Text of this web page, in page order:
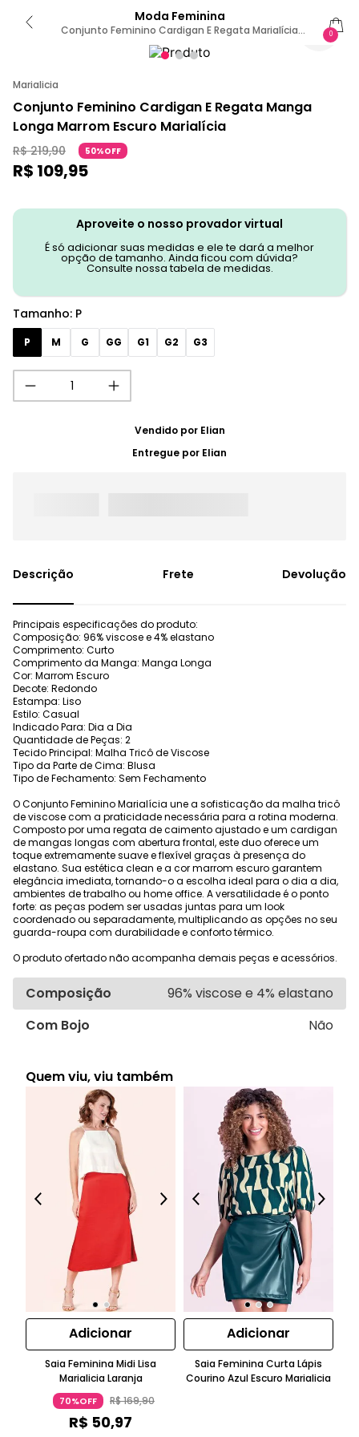
Moda Feminina
Conjunto Feminino Cardigan E Regata Marialícia
Marrom Escuro P
0
Marialicia
Conjunto Feminino Cardigan E Regata Manga
Longa Marrom Escuro Marialícia
R$ 219,90 50%OFF
R$ 109,95
Aproveite o nosso provador virtual
É só adicionar suas medidas e ele te dará a melhor
opção de tamanho. Ainda ficou com dúvida?
Consulte nossa tabela de medidas.
Tamanho: P
P M G GG G1 G2 G3
Vendido por Elian
Entregue por Elian
Frete Devolução
Principais especificações do produto:
Composição: 96% viscose e 4% elastano
Comprimento: Curto
Comprimento da Manga: Manga Longa
Cor: Marrom Escuro
Decote: Redondo
Estampa: Liso
Estilo: Casual
Indicado Para: Dia a Dia
Quantidade de Peças: 2
Tecido Principal: Malha Tricô de Viscose
Tipo da Parte de Cima: Blusa
Tipo de Fechamento: Sem Fechamento
O Conjunto Feminino Marialícia une a sofisticação da malha tricô
de viscose com a praticidade necessária para a rotina moderna.
Composto por uma regata de caimento ajustado e um cardigan
de mangas longas com abertura frontal, este duo oferece um
toque extremamente suave e flexível graças à presença do
elastano. Sua estética clean e a cor marrom escuro garantem
elegância imediata, tornando-o a escolha ideal para o dia a dia,
ambientes de trabalho ou home office. A versatilidade é o ponto
forte: as peças podem ser usadas juntas para um look
coordenado ou separadamente, multiplicando as opções no seu
guarda-roupa com durabilidade e conforto térmico.
O produto ofertado não acompanha demais peças e acessórios.
Composição
96% viscose e 4% elastano
Com Bojo
Não
Quem viu, viu também
Adicionar
Saia Feminina Midi Lisa
Marialicia Laranja
70%OFF R$169,90
R$ 50,97
Adicionar
Saia Feminina Curta Lápis
Courino Azul Escuro Marialicia